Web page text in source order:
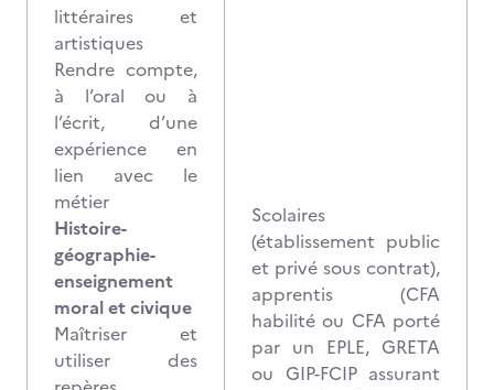
littéraires et
artistiques
Rendre compte,
à l’oral ou à
l’écrit, d’une
expérience en
lien avec le
métier
Histoire-
géographie-
enseignement
moral et civique
Maîtriser et
utiliser des
Scolaires
(établissement public
et privé sous contrat),
apprentis (CFA
habilité ou CFA porté
par un EPLE, GRETA
ou GIP-FCIP assurant